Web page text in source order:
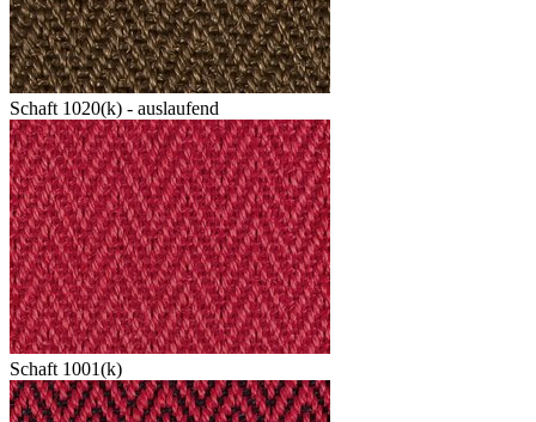
Schaft 1020(k) - auslaufend
Schaft 1001(k)